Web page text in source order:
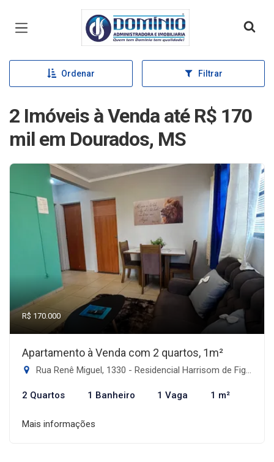
Página inicial
Ordenar Filtrar
2 Imóveis à Venda até R$ 170
mil em Dourados, MS
R$ 170.000
Apartamento à Venda com 2 quartos, 1m²
Rua Renê Miguel, 1330 - Residencial Harrisom de Figueiredo II, Dourados-MS
2 Quartos 1 Banheiro 1 Vaga 1 m²
Mais informações